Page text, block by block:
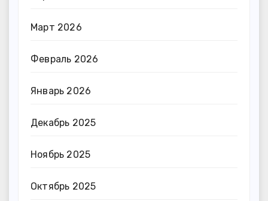
Март 2026
Февраль 2026
Январь 2026
Декабрь 2025
Ноябрь 2025
Октябрь 2025